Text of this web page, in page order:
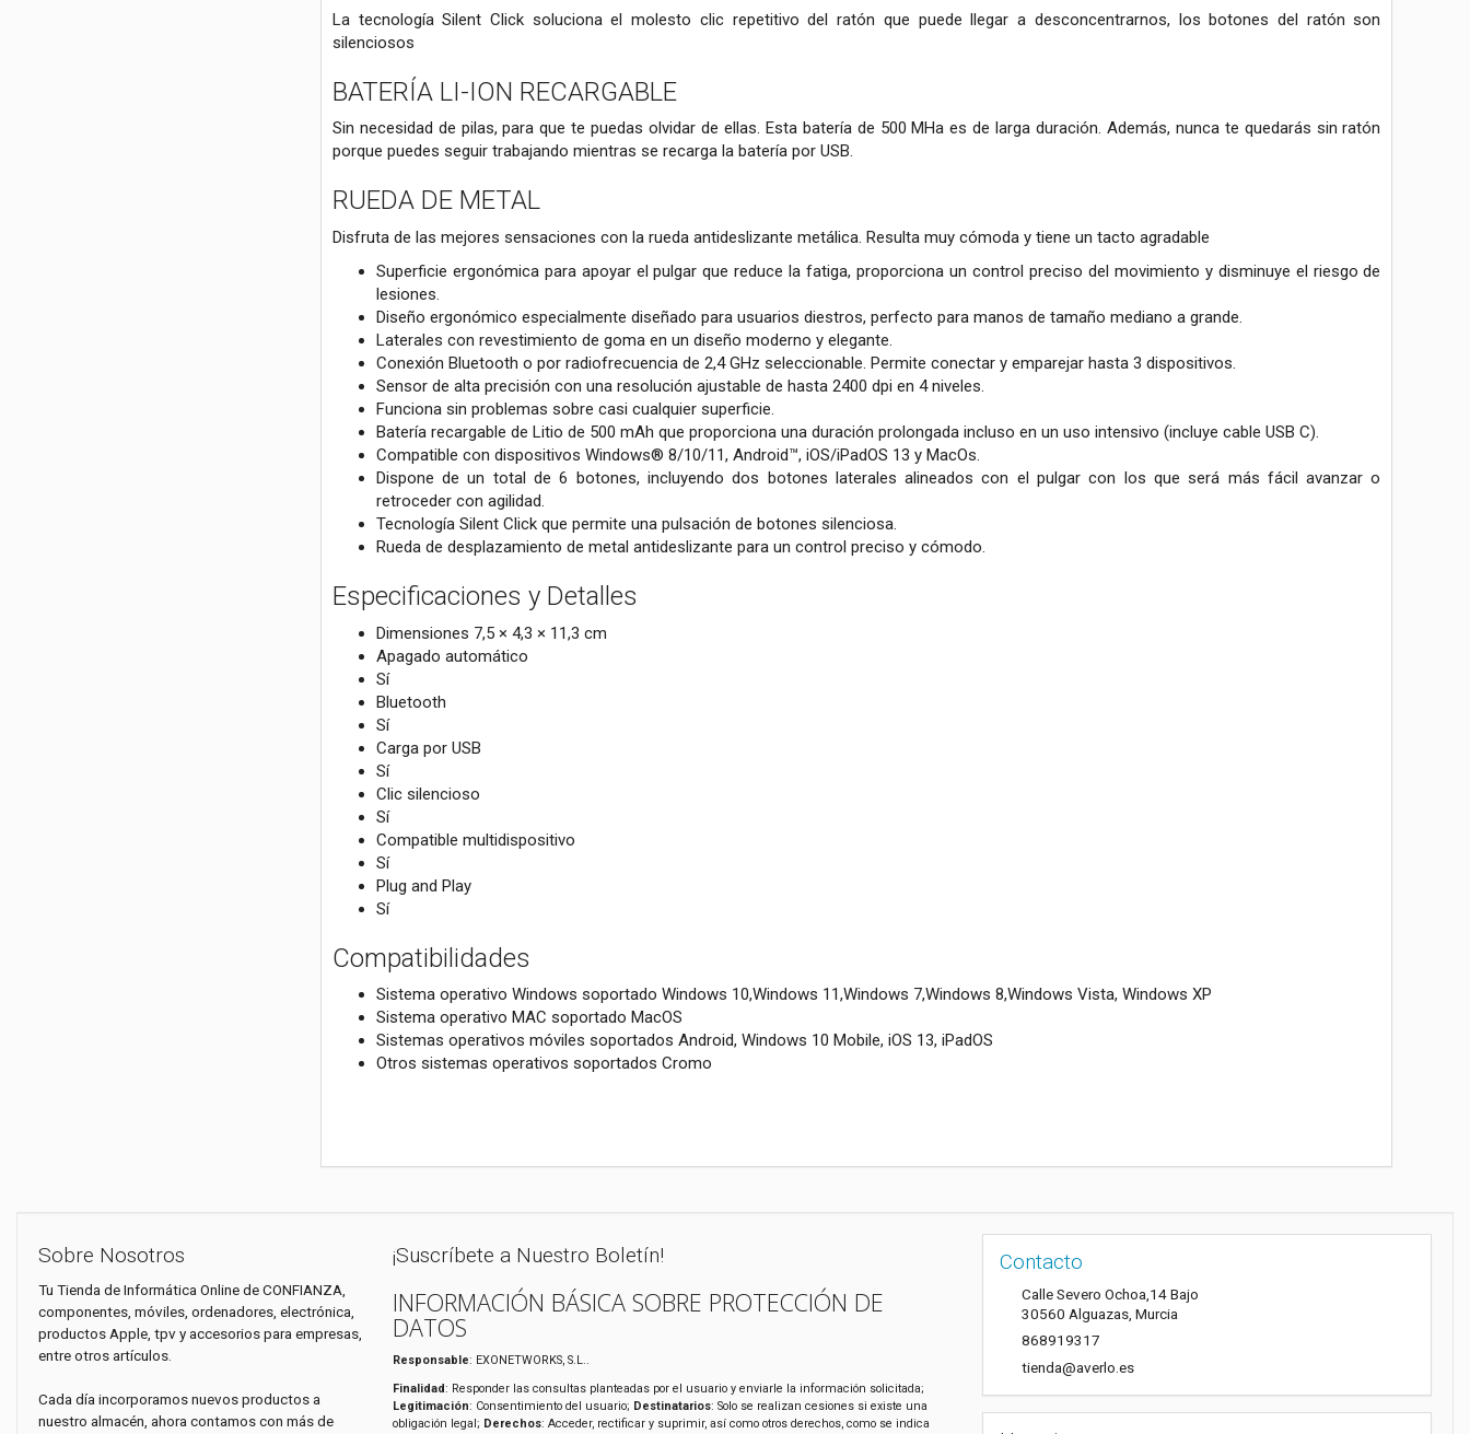
La tecnología Silent Click soluciona el molesto clic repetitivo del ratón que puede llegar a desconcentrarnos, los botones del ratón son
silenciosos
BATERÍA LI-ION RECARGABLE
Sin necesidad de pilas, para que te puedas olvidar de ellas. Esta batería de 500 MHa es de larga duración. Además, nunca te quedarás sin ratón
porque puedes seguir trabajando mientras se recarga la batería por USB.
RUEDA DE METAL
Disfruta de las mejores sensaciones con la rueda antideslizante metálica. Resulta muy cómoda y tiene un tacto agradable
Superficie ergonómica para apoyar el pulgar que reduce la fatiga, proporciona un control preciso del movimiento y disminuye el riesgo de
lesiones.
Diseño ergonómico especialmente diseñado para usuarios diestros, perfecto para manos de tamaño mediano a grande.
Laterales con revestimiento de goma en un diseño moderno y elegante.
Conexión Bluetooth o por radiofrecuencia de 2,4 GHz seleccionable. Permite conectar y emparejar hasta 3 dispositivos.
Sensor de alta precisión con una resolución ajustable de hasta 2400 dpi en 4 niveles.
Funciona sin problemas sobre casi cualquier superficie.
Batería recargable de Litio de 500 mAh que proporciona una duración prolongada incluso en un uso intensivo (incluye cable USB C).
Compatible con dispositivos Windows® 8/10/11, Android™, iOS/iPadOS 13 y MacOs.
Dispone de un total de 6 botones, incluyendo dos botones laterales alineados con el pulgar con los que será más fácil avanzar o
retroceder con agilidad.
Tecnología Silent Click que permite una pulsación de botones silenciosa.
Rueda de desplazamiento de metal antideslizante para un control preciso y cómodo.
Especificaciones y Detalles
Dimensiones 7,5 × 4,3 × 11,3 cm
Apagado automático
Sí
Bluetooth
Sí
Carga por USB
Sí
Clic silencioso
Sí
Compatible multidispositivo
Sí
Plug and Play
Sí
Compatibilidades
Sistema operativo Windows soportado Windows 10,Windows 11,Windows 7,Windows 8,Windows Vista, Windows XP
Sistema operativo MAC soportado MacOS
Sistemas operativos móviles soportados Android, Windows 10 Mobile, iOS 13, iPadOS
Otros sistemas operativos soportados Cromo
Sobre Nosotros
Tu Tienda de Informática Online de CONFIANZA,
componentes, móviles, ordenadores, electrónica,
productos Apple, tpv y accesorios para empresas,
entre otros artículos.
Cada día incorporamos nuevos productos a
nuestro almacén, ahora contamos con más de
¡Suscríbete a Nuestro Boletín!
INFORMACIÓN BÁSICA SOBRE PROTECCIÓN DE
DATOS
Responsable: EXONETWORKS, S.L..
Finalidad: Responder las consultas planteadas por el usuario y enviarle la información solicitada;
Legitimación: Consentimiento del usuario; Destinatarios: Solo se realizan cesiones si existe una
obligación legal; Derechos: Acceder, rectificar y suprimir, así como otros derechos, como se indica
Contacto
Calle Severo Ochoa,14 Bajo
30560 Alguazas, Murcia
868919317
tienda@averlo.es